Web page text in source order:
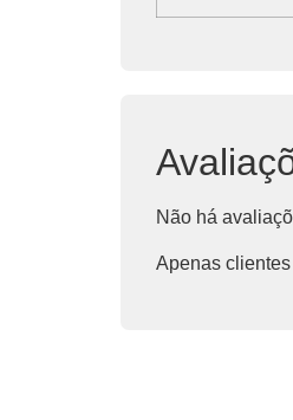
Não há
Apenas